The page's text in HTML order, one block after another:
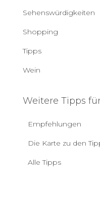
Sehenswürdigkeiten
Shopping
Tipps
Wein
Weitere Tipps
Empfehlungen
Die Karte zu den
Alle Tipps